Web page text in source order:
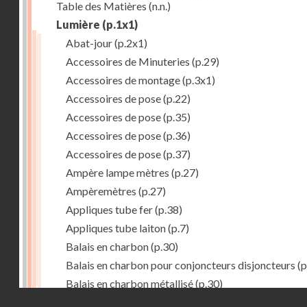
Table des Matières (n.n.)
Lumière (p.1x1)
Abat-jour(p.2x1)
Accessoires de Minuteries (p.29)
Accessoires de montage(p.3x1)
Accessoires de pose(p.22)
Accessoires de pose(p.35)
Accessoires de pose(p.36)
Accessoires de pose(p.37)
Ampère lampe mètres (p.27)
Ampèremètres (p.27)
Appliques tube fer(p.38)
Appliques tube laiton(p.7)
Balais en charbon(p.30)
Balais en charbon pour conjoncteurs disjoncteurs
Balais en charbon métallisé(p.30)